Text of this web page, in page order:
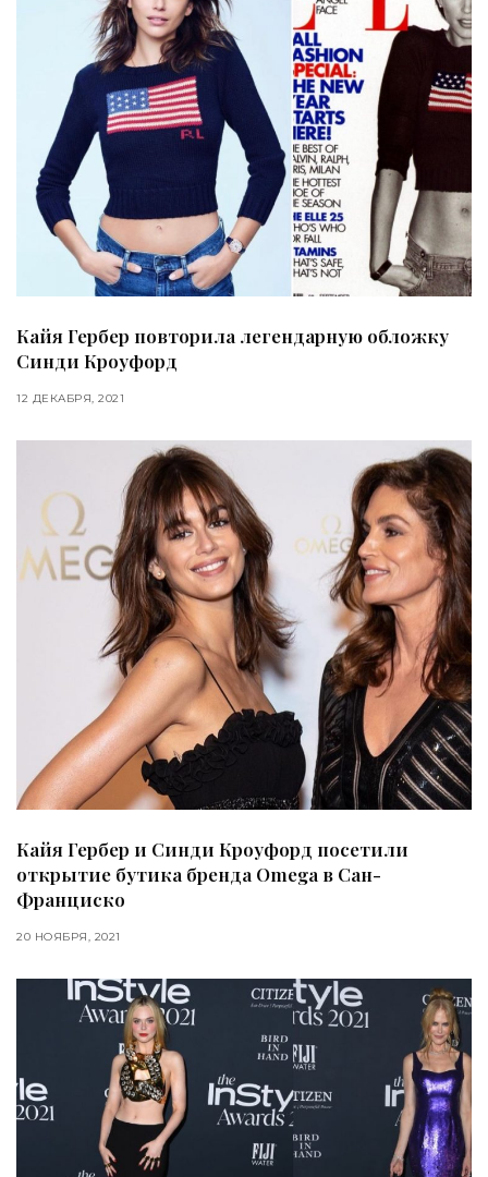
Кайя Гербер повторила легендарную обложку
Синди Кроуфорд
12 ДЕКАБРЯ, 2021
Кайя Гербер и Синди Кроуфорд посетили
открытие бутика бренда Omega в Сан-
Франциско
20 НОЯБРЯ, 2021